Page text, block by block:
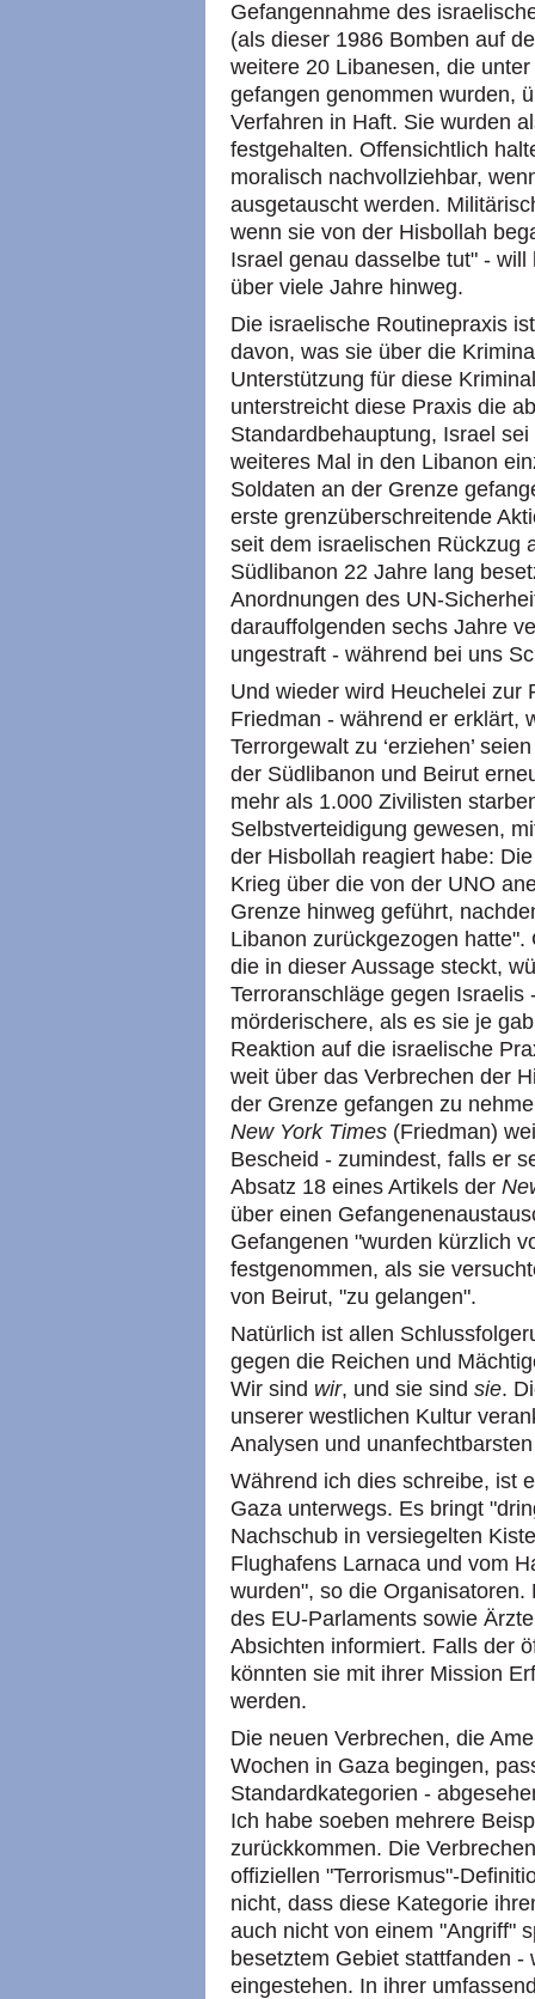
Gefangennahme des
(als dieser 1986 Bomben auf
weitere 20 Libanesen, die
gefangen genommen wurden,
Verfahren in Haft. Sie wurden
festgehalten. Offensichtlich
moralisch nachvollziehbar,
ausgetauscht werden.
wenn sie von der Hisbollah
Israel genau dasselbe tut" -
über viele Jahre hinweg.
Die israelische Routinepraxis
davon, was sie über die
Unterstützung für diese
unterstreicht diese Praxis die
Standardbehauptung, Israel
weiteres Mal in den Libanon
Soldaten an der Grenze
erste grenzüberschreitende
seit dem israelischen Rückzug
Südlibanon 22 Jahre lang
Anordnungen des UN-
darauffolgenden sechs Jahre
ungestraft - während bei uns
Und wieder wird Heuchelei zur
Friedman - während er erklärt,
Terrorgewalt zu ‘erziehen’
der Südlibanon und Beirut
mehr als 1.000 Zivilisten
Selbstverteidigung gewesen,
der Hisbollah reagiert habe:
Krieg über die von der UNO
Grenze hinweg geführt,
Libanon zurückgezogen
die in dieser Aussage steckt,
Terroranschläge gegen
mörderischere, als es sie je
Reaktion auf die israelische
weit über das Verbrechen der
der Grenze gefangen zu
New York Times (Friedman)
Bescheid - zumindest, falls er
Absatz 18 eines Artikels der
über einen
Gefangenen "wurden kürzlich
festgenommen, als sie
von Beirut, "zu gelangen".
Natürlich ist allen
gegen die Reichen und
Wir sind wir, und sie sind sie.
unserer westlichen Kultur
Analysen und
Während ich dies schreibe, ist
Gaza unterwegs. Es bringt
Nachschub in versiegelten
Flughafens Larnaca und vom
wurden", so die
des EU-Parlaments sowie
Absichten informiert. Falls der
könnten sie mit ihrer Mission
werden.
Die neuen Verbrechen, die
Wochen in Gaza begingen,
Standardkategorien -
Ich habe soeben mehrere
zurückkommen. Die
offiziellen "Terrorismus"-
nicht, dass diese Kategorie
auch nicht von einem "Angriff"
besetztem Gebiet stattfanden
eingestehen. In ihrer